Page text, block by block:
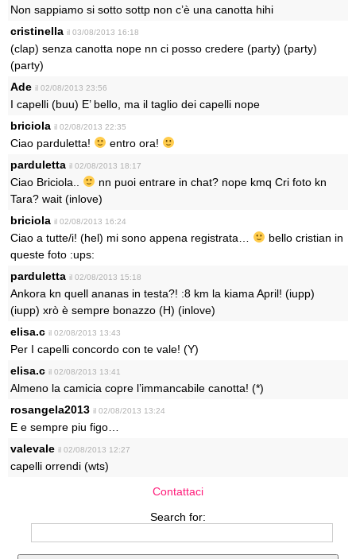
Non sappiamo si sotto sottp non c’è una canotta hihi
cristinella il 03/08/2013 16:18
(clap) senza canotta nope nn ci posso credere (party) (party)
(party)
Ade il 02/08/2013 23:56
I capelli (buu) E’ bello, ma il taglio dei capelli nope
briciola il 02/08/2013 22:35
Ciao parduletta!
entro ora!
parduletta il 02/08/2013 18:17
Ciao Briciola..
nn puoi entrare in chat? nope kmq Cri foto kn
Tara? wait (inlove)
briciola il 02/08/2013 16:24
Ciao a tutte/i! (hel) mi sono appena registrata…
bello cristian in
queste foto :ups:
parduletta il 02/08/2013 15:18
Ankora kn quell ananas in testa?! :8 km la kiama April! (iupp)
(iupp) xrò è sempre bonazzo (H) (inlove)
elisa.c il 02/08/2013 13:43
Per I capelli concordo con te vale! (Y)
elisa.c il 02/08/2013 13:41
Almeno la camicia copre l’immancabile canotta! (*)
rosangela2013 il 02/08/2013 13:24
E e sempre piu figo…
valevale il 02/08/2013 12:27
capelli orrendi (wts)
Contattaci
Search for: